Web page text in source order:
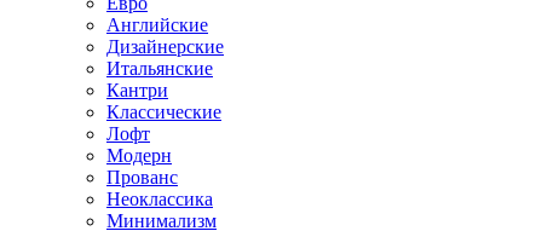
Английские
Дизайнерские
Итальянские
Кантри
Классические
Лофт
Модерн
Прованс
Неоклассика
Минимализм